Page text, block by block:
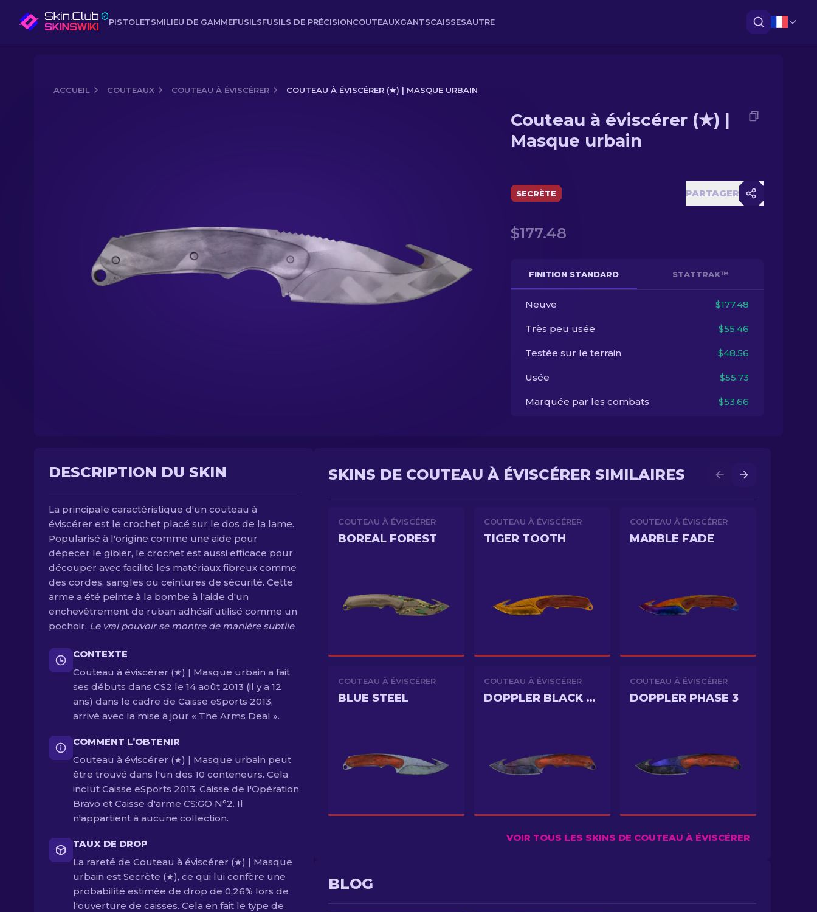
PISTOLETSMILIEU DE GAMMEFUSILSFUSILS DE PRÉCISIONCOUTEAUXGANTSCAISSESAUTRE
ACCUEIL COUTEAUX COUTEAU À ÉVISCÉRER COUTEAU À ÉVISCÉRER (★) | MASQUE URBAIN
Couteau à éviscérer (★) |
Masque urbain
SECRÈTE PARTAGER
$177.48
FINITION STANDARD STATTRAK™
Neuve $177.48
Très peu usée $55.46
Testée sur le terrain $48.56
Usée $55.73
Marquée par les combats $53.66
DESCRIPTION DU SKIN
La principale caractéristique d'un couteau à
éviscérer est le crochet placé sur le dos de la lame.
Popularisé à l'origine comme une aide pour
dépecer le gibier, le crochet est aussi efficace pour
découper avec facilité les matériaux fibreux comme
des cordes, sangles ou ceintures de sécurité. Cette
arme a été peinte à la bombe à l'aide d'un
enchevêtrement de ruban adhésif utilisé comme un
pochoir. Le vrai pouvoir se montre de manière subtile
CONTEXTE
Couteau à éviscérer (★) | Masque urbain a fait
ses débuts dans CS2 le 14 août 2013 (il y a 12
ans) dans le cadre de Caisse eSports 2013,
arrivé avec la mise à jour « The Arms Deal ».
COMMENT L’OBTENIR
Couteau à éviscérer (★) | Masque urbain peut
être trouvé dans l'un des 10 conteneurs. Cela
inclut Caisse eSports 2013, Caisse de l'Opération
Bravo et Caisse d'arme CS:GO N°2. Il
n'appartient à aucune collection.
TAUX DE DROP
La rareté de Couteau à éviscérer (★) | Masque
urbain est Secrète (★), ce qui lui confère une
probabilité estimée de drop de 0,26% lors de
l'ouverture de caisses. Cela en fait le type de
SKINS DE COUTEAU À ÉVISCÉRER SIMILAIRES
COUTEAU À ÉVISCÉRER
BOREAL FOREST
COUTEAU À ÉVISCÉRER
TIGER TOOTH
COUTEAU À ÉVISCÉRER
MARBLE FADE
COUTEAU À ÉVISCÉRER
BLUE STEEL
COUTEAU À ÉVISCÉRER
DOPPLER BLACK PEARL
COUTEAU À ÉVISCÉRER
DOPPLER PHASE 3
VOIR TOUS LES SKINS DE COUTEAU À ÉVISCÉRER
BLOG